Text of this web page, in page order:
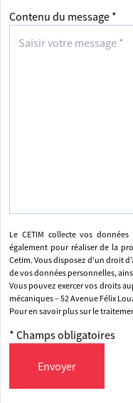
Contenu du message *
Le CETIM collecte vos
également pour réaliser de la
Cetim. Vous disposez d’un droit
de vos données personnelles,
Vous pouvez exercer vos droits
mécaniques – 52 Avenue Félix
Pour en savoir plus sur le
* Champs obligatoires
Envoyer